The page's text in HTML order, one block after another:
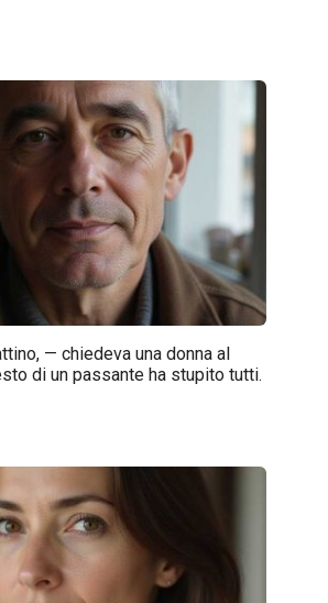
— chiedeva una donna al
di un passante ha stupito tutti.